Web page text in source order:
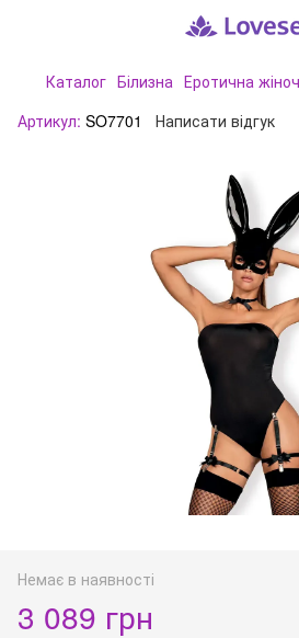
Каталог Білизна Еротична
Артикул: SO7701 Написати відгук
Немає в наявності
3 089 грн